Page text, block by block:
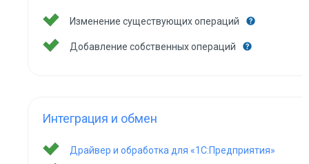
Изменение существующих операций
Добавление собственных операций
Интеграция и обмен
Драйвер и обработка для «1С:Предприятия»